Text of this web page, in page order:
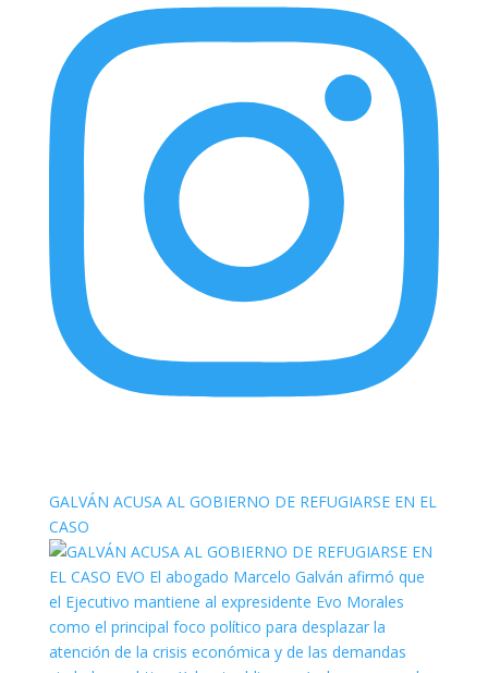
GALVÁN ACUSA AL GOBIERNO DE REFUGIARSE EN EL
CASO